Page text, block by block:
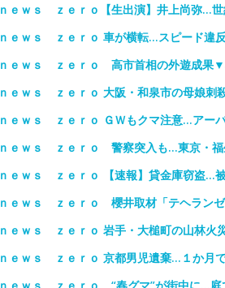
ｎｅｗｓ ｚｅｒｏ【生出演】井上尚弥…
ｎｅｗｓ ｚｅｒｏ 車が横転…スピード違
ｎｅｗｓ ｚｅｒｏ 高市首相の外遊成果
ｎｅｗｓ ｚｅｒｏ 大阪・和泉市の母娘刺
ｎｅｗｓ ｚｅｒｏ ＧＷもクマ注意…アー
ｎｅｗｓ ｚｅｒｏ 警察突入も…東京・福
ｎｅｗｓ ｚｅｒｏ 【速報】貸金庫窃盗…
ｎｅｗｓ ｚｅｒｏ 櫻井取材「テヘランゼ
ｎｅｗｓ ｚｅｒｏ 岩手・大槌町の山林火
ｎｅｗｓ ｚｅｒｏ 京都男児遺棄…１か月
ｎｅｗｓ ｚｅｒｏ “春グマ”が街中に…庭